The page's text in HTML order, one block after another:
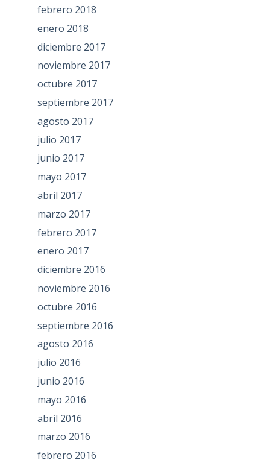
febrero 2018
enero 2018
diciembre 2017
noviembre 2017
octubre 2017
septiembre 2017
agosto 2017
julio 2017
junio 2017
mayo 2017
abril 2017
marzo 2017
febrero 2017
enero 2017
diciembre 2016
noviembre 2016
octubre 2016
septiembre 2016
agosto 2016
julio 2016
junio 2016
mayo 2016
abril 2016
marzo 2016
febrero 2016